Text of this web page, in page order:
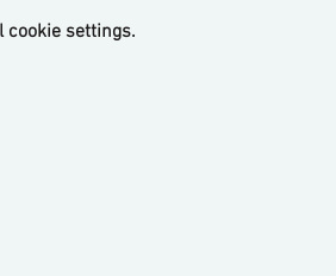
cookie settings.